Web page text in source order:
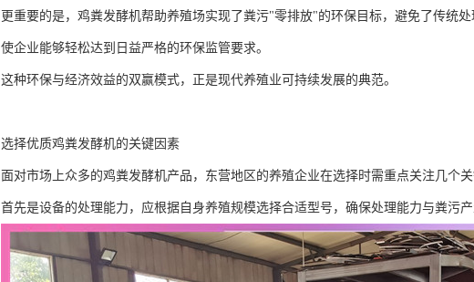
更重要的是，鸡粪发酵机帮助养殖场实现了粪污"零排放"的环保目标，避免了传统
使企业能够轻松达到日益严格的环保监管要求。
这种环保与经济效益的双赢模式，正是现代养殖业可持续发展的典范。
选择优质鸡粪发酵机的关键因素
面对市场上众多的鸡粪发酵机产品，东营地区的养殖企业在选择时需重点关注几个关
首先是设备的处理能力，应根据自身养殖规模选择合适型号，确保处理能力与粪污产